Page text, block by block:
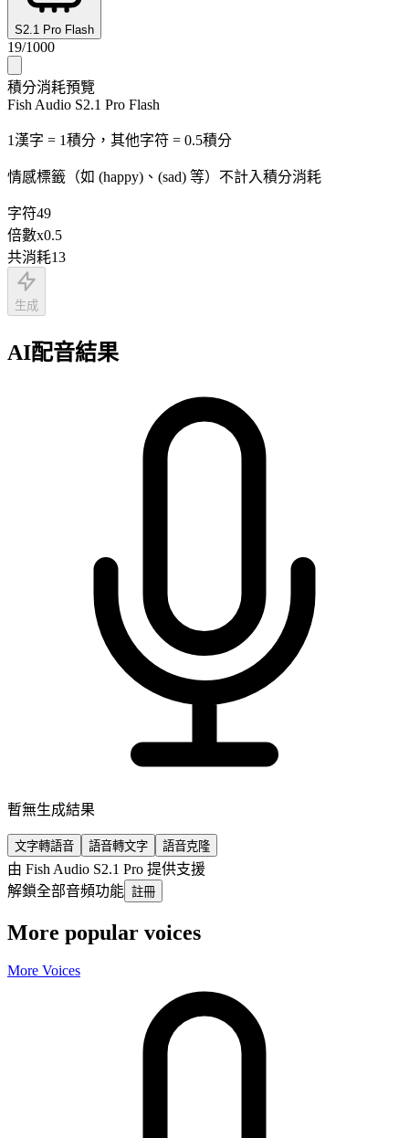
S2.1 Pro Flash
19/1000
積分消耗預覽
Fish Audio S2.1 Pro Flash
1漢字 = 1積分，其他字符 = 0.5積分
情感標籤（如 (happy)、(sad) 等）不計入積分消耗
字符49
倍數x0.5
共消耗13
生成
AI配音結果
暫無生成結果
文字轉語音 語音轉文字 語音克隆
由 Fish Audio S2.1 Pro 提供支援
解鎖全部音頻功能 註冊
More popular voices
More Voices